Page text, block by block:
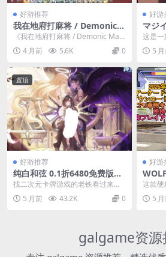
好游推荐
我在地府打麻将 / Demonic
Mahjong Build.19669922 休
闲竞技游戏（容量 3.93GB /
官方简体中文 / 支持键盘鼠标
《我在地府打麻将 / Demonic Mahj
ong》凭借 “地府” 这一极具创...
4 月前 5.6K 0
好游
マジ
手～
PC版
这是一
域留
Magi-
5
置顶
好游推荐
纯白和弦 0.1折6480免费版下
载 | 二次元卡牌RPG手游 BT
找二次元卡牌游戏的老铁看过来，
今天推个狠货。《纯白和弦》这游
戏原本是个正经的音乐...
5 月前 43.2K 0
好游
ト型
版
方中文
这款硬
作游
LF以
5
galgame资源